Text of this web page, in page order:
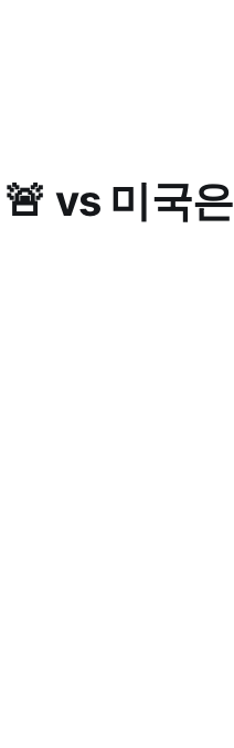
vs 미국은